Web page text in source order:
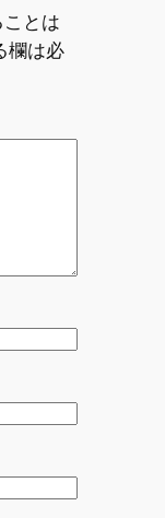
とは
欄は必